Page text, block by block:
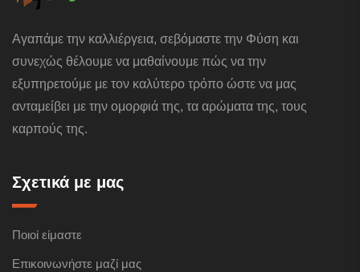
Αγαπάμε την καλλιέργεια, σεβόμαστε την Φύση και
συνεχώς θέλουμε να μαθαίνουμε πώς να την
εξυπηρετούμε με τον καλύτερο τρόπο ώστε να μας
ανταμείβει με την ομορφιά της, τα αρώματα της, τους
καρπούς της.
Σχετικά με μας
Ποιοί είμαστε
Επικοινωνήστε μαζί μας